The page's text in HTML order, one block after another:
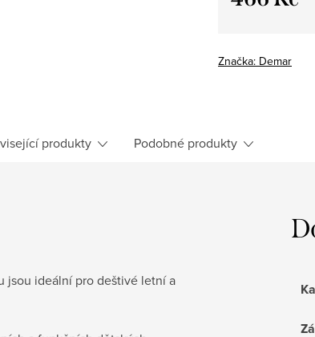
Značka: Demar
produkty Podobné produkty
jsou ideální pro deštivé letní a